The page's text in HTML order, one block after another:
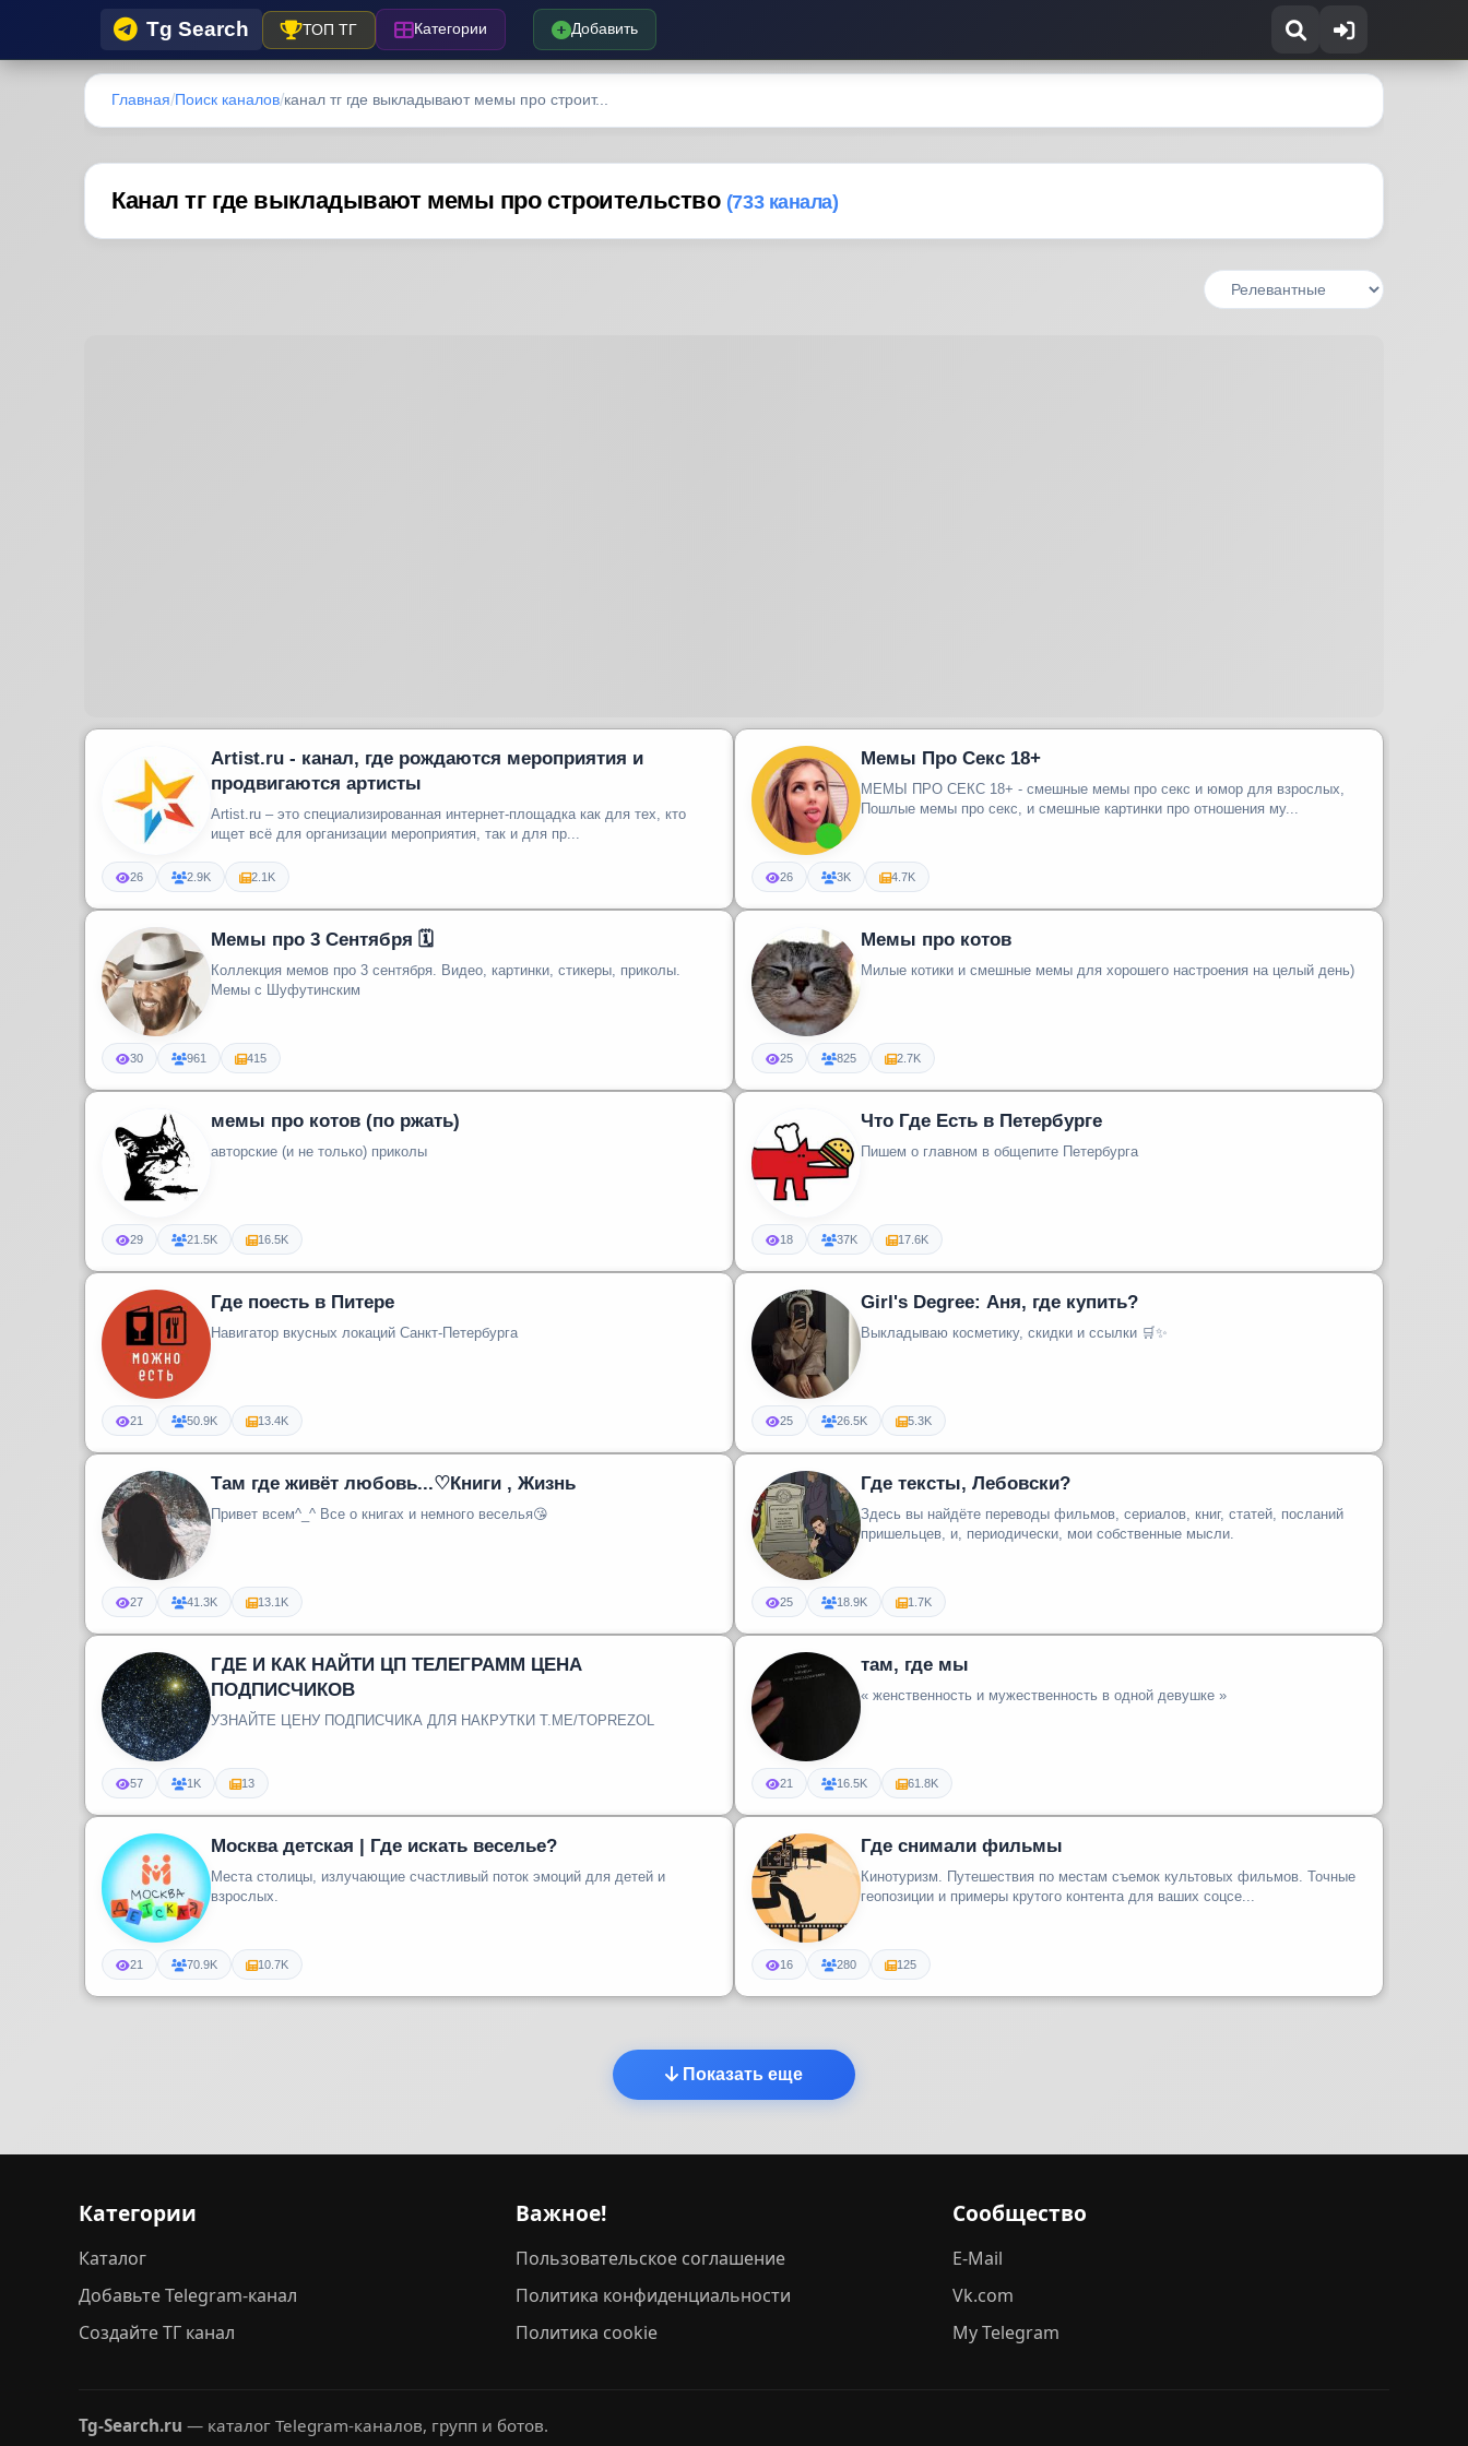
Tg Search ТОП ТГ Категории Добавить
Главная Поиск каналов канал тг где выкладывают мемы про строит...
Канал тг где выкладывают мемы про строительство (733 канала)
Artist.ru - канал, где рождаются мероприятия и
продвигаются артисты
Artist.ru – это специализированная интернет-площадка как для тех, кто
ищет всё для организации мероприятия, так и для пр...
26 2.9K 2.1K
Мемы Про Секс 18+
МЕМЫ ПРО СЕКС 18+ - смешные мемы про секс и юмор для взрослых,
Пошлые мемы про секс, и смешные картинки про отношения му...
26 3K 4.7K
Мемы про 3 Сентября 🗓
Коллекция мемов про 3 сентября. Видео, картинки, стикеры, приколы.
Мемы с Шуфутинским
30 961 415
Мемы про котов
Милые котики и смешные мемы для хорошего настроения на целый день)
25 825 2.7K
мемы про котов (по ржать)
авторские (и не только) приколы
29 21.5K 16.5K
Что Где Есть в Петербурге
Пишем о главном в общепите Петербурга
18 37K 17.6K
Где поесть в Питере
Навигатор вкусных локаций Санкт-Петербурга
21 50.9K 13.4K
Girl's Degree: Аня, где купить?
Выкладываю косметику, скидки и ссылки 🛒✨
25 26.5K 5.3K
Там где живёт любовь...♡Книги , Жизнь
Привет всем^_^ Все о книгах и немного веселья😘
27 41.3K 13.1K
Где тексты, Лебовски?
Здесь вы найдёте переводы фильмов, сериалов, книг, статей, посланий
пришельцев, и, периодически, мои собственные мысли.
25 18.9K 1.7K
ГДЕ И КАК НАЙТИ ЦП ТЕЛЕГРАММ ЦЕНА
ПОДПИСЧИКОВ
УЗНАЙТЕ ЦЕНУ ПОДПИСЧИКА ДЛЯ НАКРУТКИ T.ME/TOPREZOL
57 1K 13
там, где мы
« женственность и мужественность в одной девушке »
21 16.5K 61.8K
Москва детская | Где искать веселье?
Места столицы, излучающие счастливый поток эмоций для детей и
взрослых.
21 70.9K 10.7K
Где снимали фильмы
Кинотуризм. Путешествия по местам съемок культовых фильмов. Точные
геопозиции и примеры крутого контента для ваших соцсе...
16 280 125
Показать еще
Категории
Каталог
Добавьте Telegram-канал
Создайте ТГ канал
Важное!
Пользовательское соглашение
Политика конфиденциальности
Политика cookie
Сообщество
E-Mail
Vk.com
My Telegram
Tg-Search.ru — каталог Telegram-каналов, групп и ботов.